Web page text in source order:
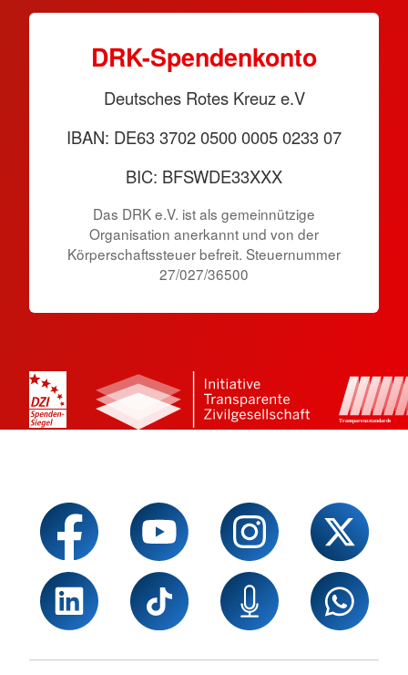
DRK-Spendenkonto
Deutsches Rotes Kreuz e.V
IBAN: DE63 3702 0500 0005 0233 07
BIC: BFSWDE33XXX
Das DRK e.V. ist als gemeinnützige
Organisation anerkannt und von der
Körperschaftssteuer befreit. Steuernummer
27/027/36500